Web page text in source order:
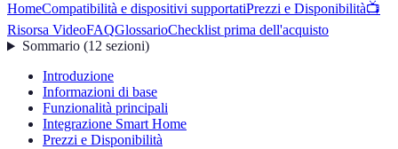
HomeCompatibilità e dispositivi supportatiPrezzi e Disponibilità📺
Risorsa VideoFAQGlossarioChecklist prima dell'acquisto
Sommario(12 sezioni)
Introduzione
Informazioni di base
Funzionalità principali
Integrazione Smart Home
Prezzi e Disponibilità